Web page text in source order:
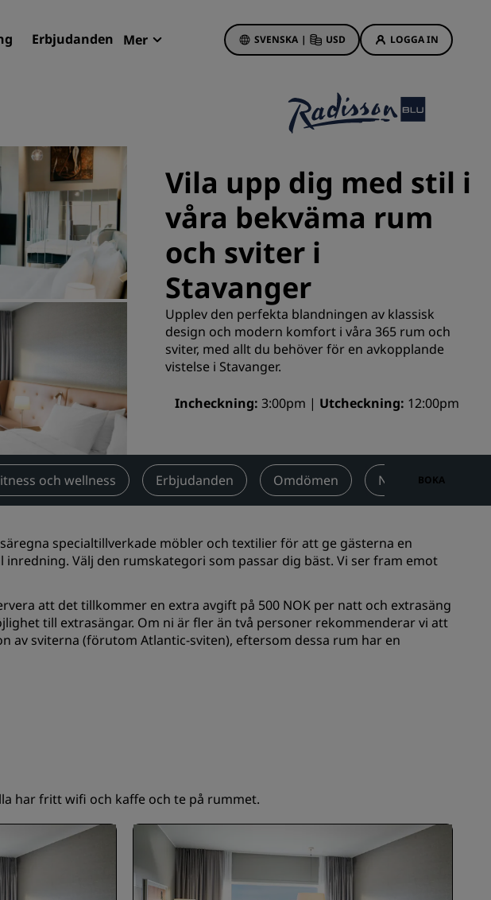
Erbjudanden Mer SVENSKA | USD LOGGA IN
och kommande hotell
och evenemang
Radisson Meetings
en möteslokal
en offert
flyg
tjänster
Hotellerbjudanden
Första gången gillt
Deals of the Day
Förhandsboka
Se våra paket
Reseidéer
Familjevänliga hotell
Rad Pets
Bröllopslokaler
Hållbara vistelser
Affärsresenär
Hotell i centrum
Besök vår blogg
Radisson Rewards
Förmåner
Så här använder du poäng
Så här tjänar du poäng
Vila upp dig med stil i
våra bekväma rum
och sviter i
Stavanger
Upplev den perfekta blandningen av klassisk
design och modern komfort i våra 365 rum och
sviter, med allt du behöver för en avkopplande
vistelse i Stavanger.
Incheckning 3:00pm Utcheckning 12:00pm
och wellness Erbjudanden Omdömen Närliggande
BOKA
specialtillverkade möbler och textilier för att ge gästerna en
Välj den rumskategori som passar dig bäst. Vi ser fram emot
att det tillkommer en extra avgift på 500 NOK per natt och extrasäng
till extrasängar. Om ni är fler än två personer rekommenderar vi att
av sviterna (förutom Atlantic-sviten), eftersom dessa rum har en
har fritt wifi och kaffe och te på rummet.